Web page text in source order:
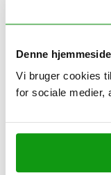
Denne
Vi bruger cookies
for sociale medier,